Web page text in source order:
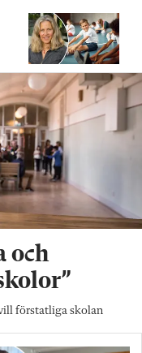
och
förstatliga skolan